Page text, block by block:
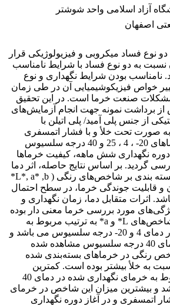
آزاد اسلامی واحد شوشتر
اصفهان
نوع فساد میکروبی و فیزیولوژیکی قرار
به دو نوع فساد با شرایط نامناسب
نامناسب بودن شرایط نگهداری و نوع
خواص فیزیکوشیمیایی آن در طی زمان
مشکلات صنعت خرما است. در این تحقیق
برداشت نمونه جهت انجام آزمایش‌های
از جنس پلی آمید/ پلی اتیلن با
به صورت تحت خلأ و با فشار اتمسفری
بسته بندی شده و در دماهای 20- ، 4 ، 25 و 40 درجه سلسیوس
نگهداری شش ماهه، کیفیت خرماها
گردید. بر اساس نتایج حاصله، اثر دما
، زمان نگهداری و نوع بسته بندی بر شاخص‌های رنگی ( L*, a* ,b*
قابلیت جوندگی خرما، در سطح احتمال
اثرات متقابل دما، زمان نگهداری و
مورد بررسی خرما معنی دار بوده
است. بیشترین میزان شاخص‌های L* و a* به ترتیب مربوط به
خرمای نگهداری شده در دمای 4 و 20- درجه سلسیوس می باشد و
کمترین مقدار آنها در دمای 40 درجه سلسیوس مشاهده شده
رنگی در خرماهای بسته‌بندی شده
به خلأ بیشتر بوده است. کمترین
میزان شاخص b*، مربوط به خرمای نگهداری شده در دمای 40
و بیشترین میزان این شاخص در خرمای
اتمسفری و در آغاز دوره نگهداری